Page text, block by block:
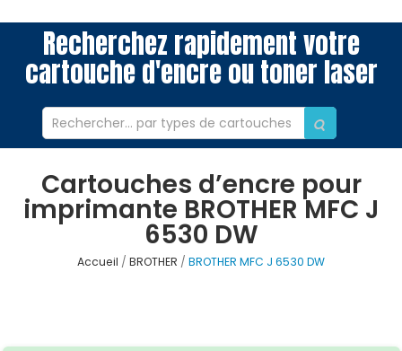
Recherchez rapidement votre
cartouche d'encre ou toner laser
Cartouches d’encre pour
imprimante BROTHER MFC J
6530 DW
Accueil BROTHER BROTHER MFC J 6530 DW